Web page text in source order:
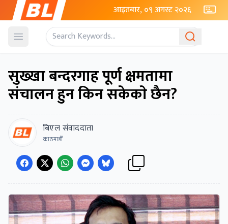
आइतबार, ०९ अगस्ट २०२६
Open menu
सुख्खा बन्दरगाह पूर्ण क्षमतामा
संचालन हुन किन सकेकाे छैन?
बिएल संवाददाता
काठमाडौँ